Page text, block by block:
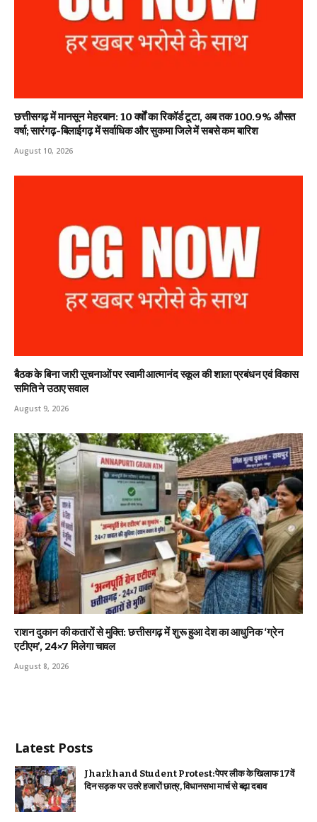
छत्तीसगढ़ में मानसून मेहरबान: 10 वर्षों का रिकॉर्ड टूटा, अब तक 100.9% औसत
वर्षा; सारंगढ़-बिलाईगढ़ में सर्वाधिक और सुकमा जिले में सबसे कम बारिश
August 10, 2026
बैठक के बिना जारी सूचनाओं पर स्वामी आत्मानंद स्कूल की शाला प्रबंधन एवं विकास
समिति ने उठाए सवाल
August 9, 2026
राशन दुकान की कतारों से मुक्ति: छत्तीसगढ़ में शुरू हुआ देश का आधुनिक ‘ग्रेन
एटीएम’, 24×7 मिलेगा चावल
August 8, 2026
Latest Posts
Jharkhand Student Protest: पेपर लीक के खिलाफ 17वें
दिन सड़क पर उतरे हजारों छात्र, विधानसभा मार्च से बढ़ा दबाव